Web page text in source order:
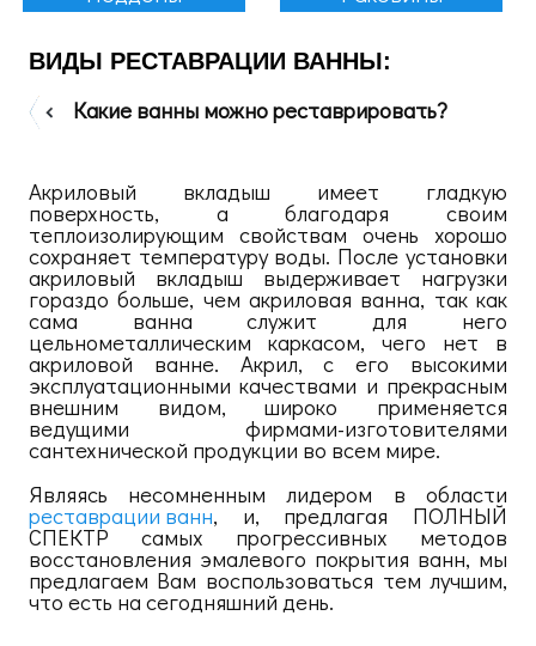
ВИДЫ РЕСТАВРАЦИИ ВАННЫ:
Какие ванны можно реставрировать?
Акриловый вкладыш имеет гладкую
поверхность, а благодаря своим
теплоизолирующим свойствам очень хорошо
сохраняет температуру воды. После установки
акриловый вкладыш выдерживает нагрузки
гораздо больше, чем акриловая ванна, так как
сама ванна служит для него
цельнометаллическим каркасом, чего нет в
акриловой ванне. Акрил, с его высокими
эксплуатационными качествами и прекрасным
внешним видом, широко применяется
ведущими фирмами-изготовителями
сантехнической продукции во всем мире.
Являясь несомненным лидером в области
реставрации ванн, и, предлагая ПОЛНЫЙ
СПЕКТР самых прогрессивных методов
восстановления эмалевого покрытия ванн, мы
предлагаем Вам воспользоваться тем лучшим,
что есть на сегодняшний день.